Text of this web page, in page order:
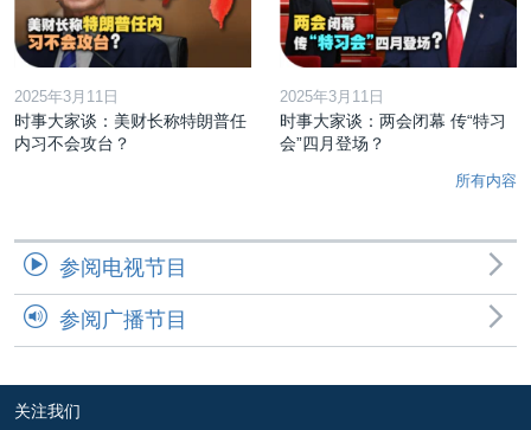
2025年3月11日
时事大家谈：美财长称特朗普任
内习不会攻台？
2025年3月11日
时事大家谈：两会闭幕 传“特习
会”四月登场？
所有内容
参阅电视节目
参阅广播节目
关注我们